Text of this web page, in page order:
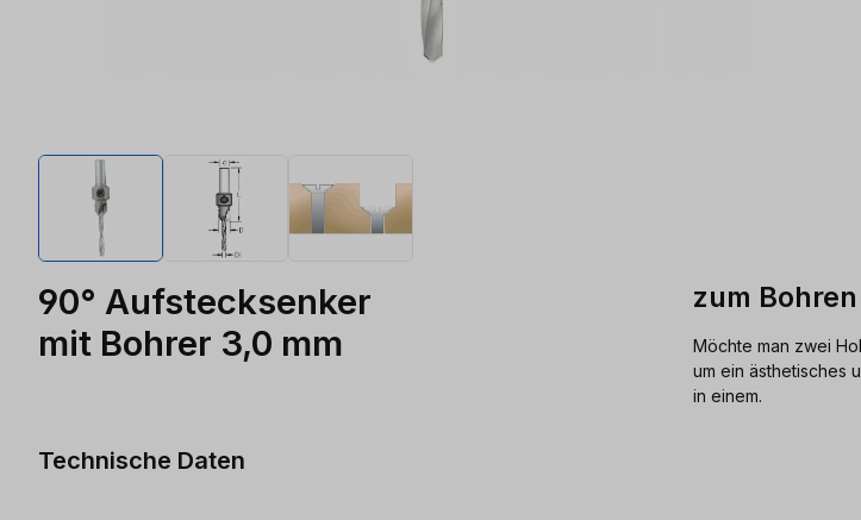
90° Aufstecksenker
mit Bohrer 3,0 mm
zum
Möchte man zwei
um ein ästhetisches
in einem.
Technische Daten